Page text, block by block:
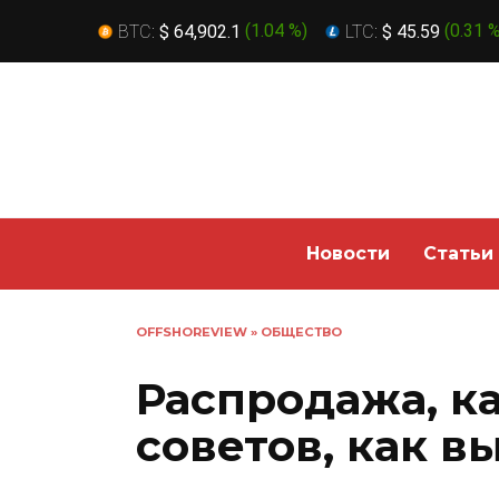
BTC: $ 64,902.1 (1.04 %) LTC: $ 45.59 (0.31 %
Новости Статьи
OFFSHOREVIEW » ОБЩЕСТВО
Распродажа,
советов, как